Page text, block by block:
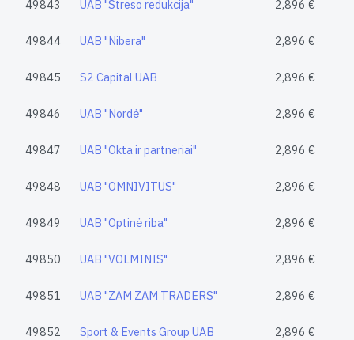
49843 UAB "Streso redukcija" 2,896 €
49844 UAB "Nibera" 2,896 €
49845 S2 Capital UAB 2,896 €
49846 UAB "Nordė" 2,896 €
49847 UAB "Okta ir partneriai" 2,896 €
49848 UAB "OMNIVITUS" 2,896 €
49849 UAB "Optinė riba" 2,896 €
49850 UAB "VOLMINIS" 2,896 €
49851 UAB "ZAM ZAM TRADERS" 2,896 €
49852 Sport & Events Group UAB 2,896 €